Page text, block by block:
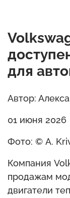
для
Автор:
01 июня 2026
Фото: © A.
Компания
продажам
двигатели